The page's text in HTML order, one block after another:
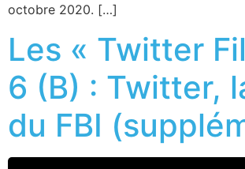
octobre 2020. […]
Les « Twitter
6 (B) : Twitter,
du FBI